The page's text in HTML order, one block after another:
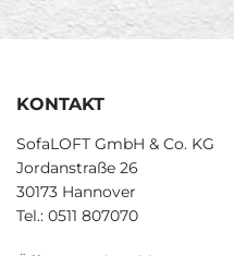
KONTAKT
SofaLOFT GmbH & Co. KG
Jordanstraße 26
30173 Hannover
Tel.: 0511 807070